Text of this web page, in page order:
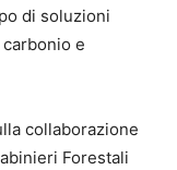
di soluzioni
e
collaborazione
Forestali